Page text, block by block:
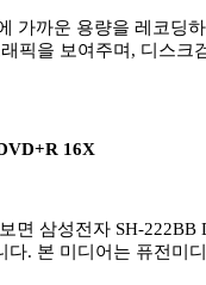
가까운 용량을 레코딩
픽을 보여주며, 디스크
16X
면 삼성전자 SH-222BB
. 본 미디어는 퓨전미